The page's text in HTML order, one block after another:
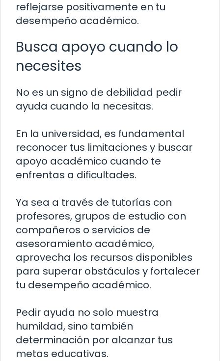
reflejarse positivamente en tu
desempeño académico.
Busca apoyo cuando lo
necesites
No es un signo de debilidad pedir
ayuda cuando la necesitas.
En la universidad, es fundamental
reconocer tus limitaciones y buscar
apoyo académico cuando te
enfrentas a dificultades.
Ya sea a través de tutorías con
profesores, grupos de estudio con
compañeros o servicios de
asesoramiento académico,
aprovecha los recursos disponibles
para superar obstáculos y fortalecer
tu desempeño académico.
Pedir ayuda no solo muestra
humildad, sino también
determinación por alcanzar tus
metas educativas.